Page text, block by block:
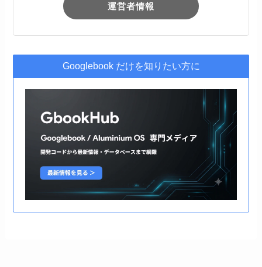
運営者情報
Googlebook だけを知りたい方に